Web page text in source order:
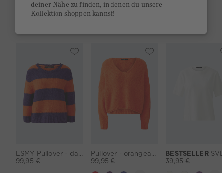
SHOP
99,95 €
99,95 €
BESTSELLER SVEHA T-Shirt - cloud
39,95 €
deiner Nähe zu finden, in denen du unsere
Kollektion shoppen kannst!